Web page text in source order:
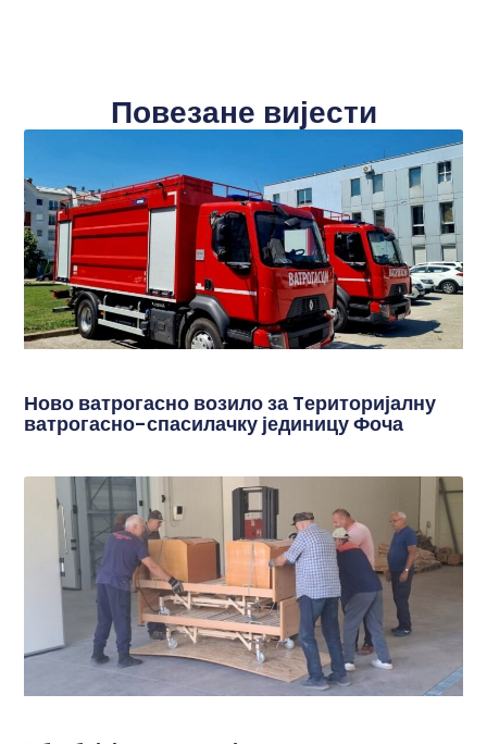
Повезане вијести
Ново ватрогасно возило за Tериторијалну
ватрогасно-спасилачку јединицу Фоча